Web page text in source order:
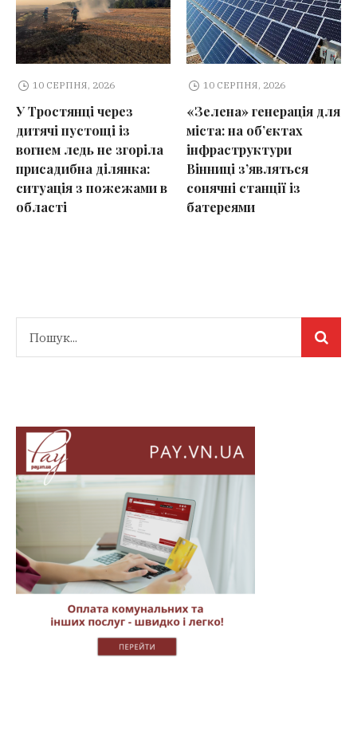
10 СЕРПНЯ, 2026
У Тростянці через
дитячі пустощі із
вогнем ледь не згоріла
присадибна ділянка:
ситуація з пожежами в
області
10 СЕРПНЯ, 2026
«Зелена» генерація для
міста: на об’єктах
інфраструктури
Вінниці з’являться
сонячні станції із
батереями